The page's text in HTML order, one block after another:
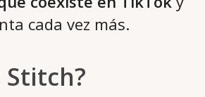
cada vez más.
Stitch?